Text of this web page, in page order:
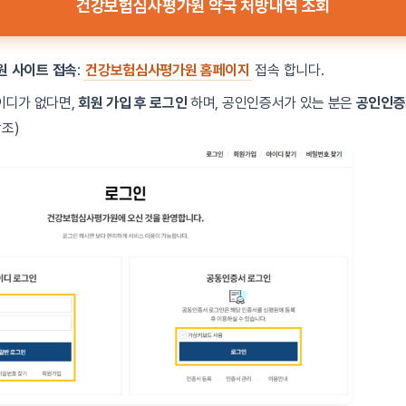
건강보험심사평가원 약국 처방내역 조회
사이트 접속: 건강보험심사평가원 홈페이지 접속 합니다.
디가 없다면, 회원 가입 후 로그인 하며, 공인인증서가 있는 분은 공인인
)